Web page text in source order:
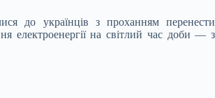
до українців з проханням перенести
електроенергії на світлий час доби — з